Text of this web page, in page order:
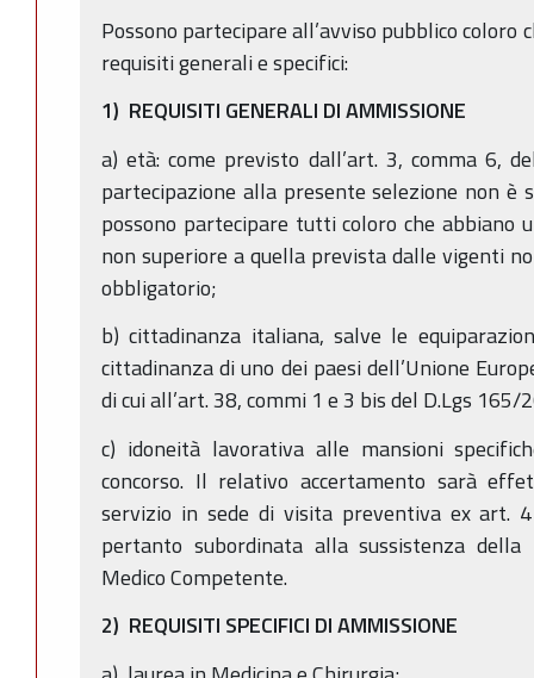
Possono partecipare all’avviso pubblico coloro
requisiti generali e specifici:
1) REQUISITI GENERALI DI AMMISSIONE
a) età: come previsto dall’art. 3, comma 6,
partecipazione alla presente selezione non
possono partecipare tutti coloro che abbiano
non superiore a quella prevista dalle vigenti
obbligatorio;
b) cittadinanza italiana, salve le
cittadinanza di uno dei paesi dell’Unione
di cui all’art. 38, commi 1 e 3 bis del D.Lgs 165/
c) idoneità lavorativa alle mansioni
concorso. Il relativo accertamento sarà
servizio in sede di visita preventiva ex art.
pertanto subordinata alla sussistenza
Medico Competente.
2) REQUISITI SPECIFICI DI AMMISSIONE